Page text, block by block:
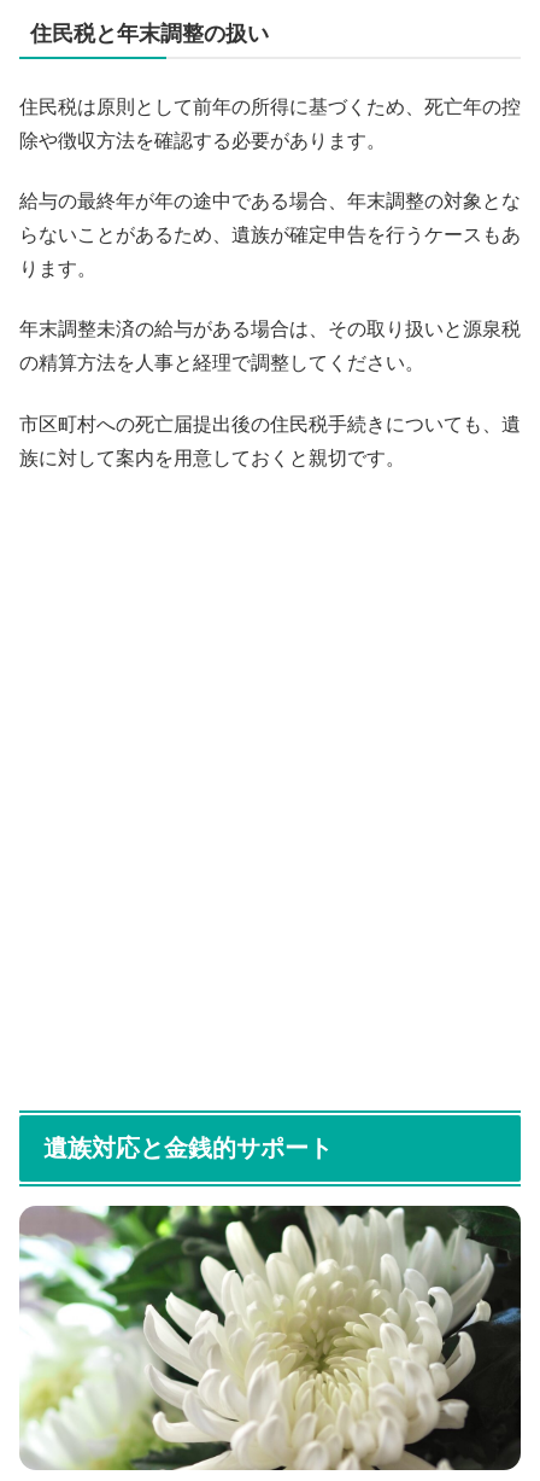
住民税と年末調整の扱い
住民税は原則として前年の所得に基づくため、死亡年の控
除や徴収方法を確認する必要があります。
給与の最終年が年の途中である場合、年末調整の対象とな
らないことがあるため、遺族が確定申告を行うケースもあ
ります。
年末調整未済の給与がある場合は、その取り扱いと源泉税
の精算方法を人事と経理で調整してください。
市区町村への死亡届提出後の住民税手続きについても、遺
族に対して案内を用意しておくと親切です。
遺族対応と金銭的サポート